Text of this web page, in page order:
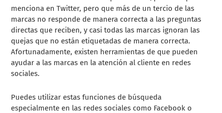
menciona en Twitter, pero que más de un tercio de las
marcas no responde de manera correcta a las preguntas
directas que reciben, y casi todas las marcas ignoran las
quejas que no están etiquetadas de manera correcta.
Afortunadamente, existen herramientas de que pueden
ayudar a las marcas en la atención al cliente en redes
sociales.
Puedes utilizar estas funciones de búsqueda
especialmente en las redes sociales como Facebook o